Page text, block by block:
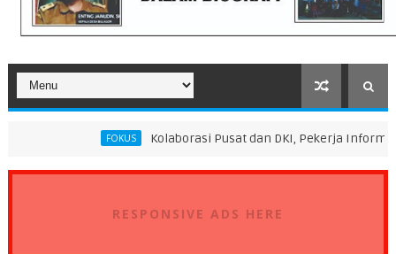
Kolaborasi Pusat dan DKI, Pekerja Informal Sektor
RESPONSIVE ADS HERE